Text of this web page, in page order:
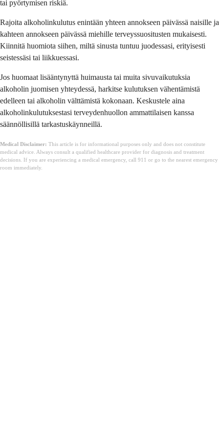
tai pyörtymisen riskiä.
Rajoita alkoholinkulutus enintään yhteen annokseen päivässä naisille ja
kahteen annokseen päivässä miehille terveyssuositusten mukaisesti.
Kiinnitä huomiota siihen, miltä sinusta tuntuu juodessasi, erityisesti
seistessäsi tai liikkuessasi.
Jos huomaat lisääntynyttä huimausta tai muita sivuvaikutuksia
alkoholin juomisen yhteydessä, harkitse kulutuksen vähentämistä
edelleen tai alkoholin välttämistä kokonaan. Keskustele aina
alkoholinkulutuksestasi terveydenhuollon ammattilaisen kanssa
säännöllisillä tarkastuskäynneillä.
Medical Disclaimer: This article is for informational purposes only and does not constitute
medical advice. Always consult a qualified healthcare provider for diagnosis and treatment
decisions. If you are experiencing a medical emergency, call 911 or go to the nearest emergency
room immediately.